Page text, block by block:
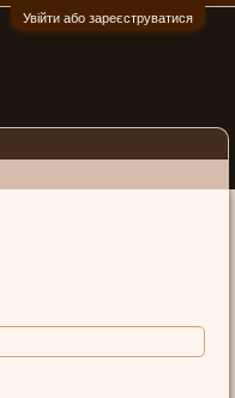
Увійти або зареєструватися